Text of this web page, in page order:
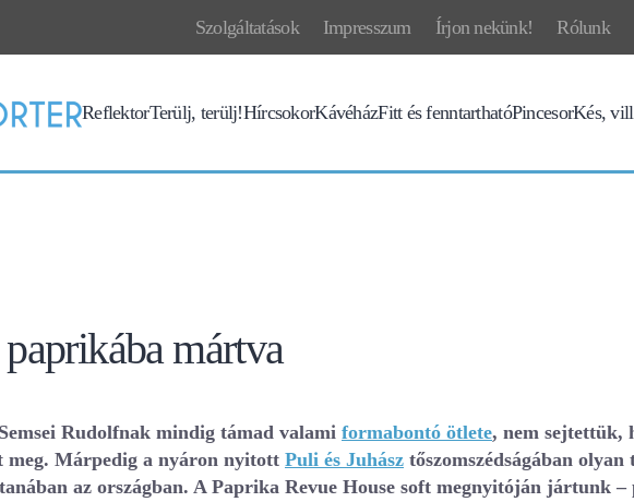
Szolgáltatások Impresszum Írjon nekünk! Rólunk
ReflektorTerülj, terülj!HírcsokorKávéházFitt és fenntarthatóPincesorKés,
mártva
Rudolfnak mindig támad valami formabontó ötlete, nem sejtettük,
meg. Márpedig a nyáron nyitott Puli és Juhász tőszomszédságában
az országban. A Paprika Revue House soft megnyitóján jártunk